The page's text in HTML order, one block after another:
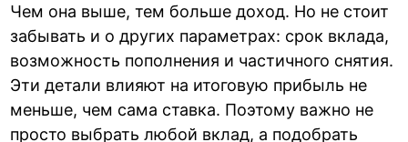
Чем она выше, тем больше доход. Но не стоит
забывать и о других параметрах: срок вклада,
возможность пополнения и частичного снятия.
Эти детали влияют на итоговую прибыль не
меньше, чем сама ставка. Поэтому важно не
просто выбрать любой вклад, а подобрать